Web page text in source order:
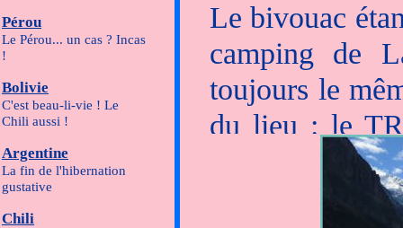
Le bivouac
camping de
toujours le
du lieu : le
voie de
poursuivent...
Au matin, la
enneigés
Après la
pour le
Pérou
Le Pérou... un cas ? Incas
!
Bolivie
C'est beau-li-vie ! Le
Chili aussi !
Argentine
La fin de l'hibernation
gustative
Chili